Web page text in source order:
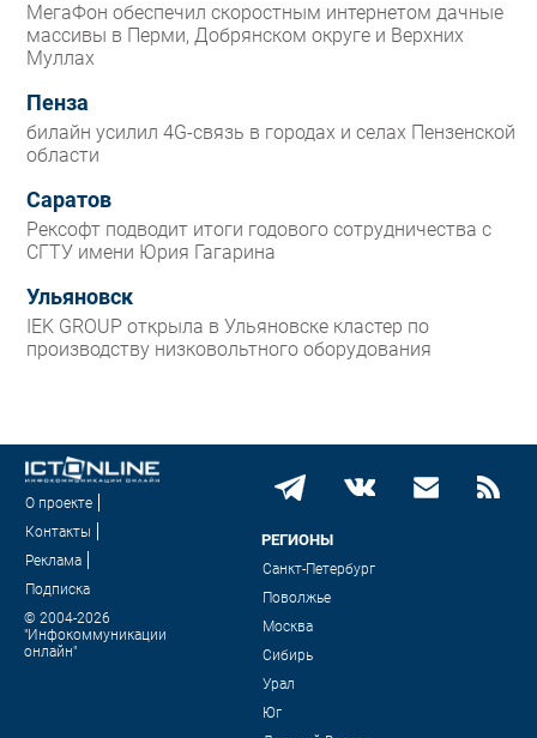
МегаФон обеспечил скоростным интернетом дачные
массивы в Перми, Добрянском округе и Верхних
Муллах
Пенза
билайн усилил 4G-связь в городах и селах Пензенской
области
Саратов
Рексофт подводит итоги годового сотрудничества с
СГТУ имени Юрия Гагарина
Ульяновск
IEK GROUP открыла в Ульяновске кластер по
производству низковольтного оборудования
О проекте
Контакты
Реклама
Подписка
© 2004-2026
"Инфокоммуникации
онлайн"
РЕГИОНЫ
Санкт-Петербург
Поволжье
Москва
Сибирь
Урал
Юг